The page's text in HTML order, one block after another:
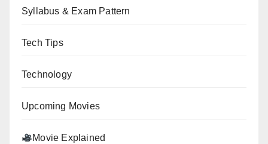
Syllabus & Exam Pattern
Tech Tips
Technology
Upcoming Movies
Movie Explained